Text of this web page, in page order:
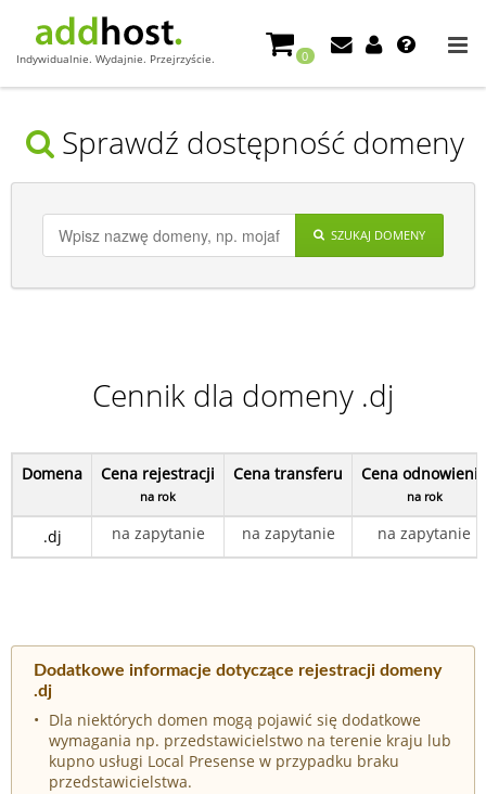
Indywidualnie. Wydajnie. Przejrzyście. 0
Sprawdź dostępność domeny
SZUKAJ DOMENY
Cennik dla domeny .dj
Domena Cena rejestracji
na rok
Cena transferu Cena odnowienia
na rok
.dj na zapytanie na zapytanie na zapytanie
Dodatkowe informacje dotyczące rejestracji domeny
.dj
Dla niektórych domen mogą pojawić się dodatkowe
wymagania np. przedstawicielstwo na terenie kraju lub
kupno usługi Local Presense w przypadku braku
przedstawicielstwa.